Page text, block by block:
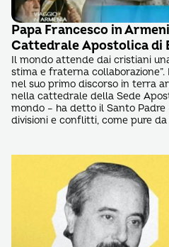
Papa Francesco in
Cattedrale Apostolica di
Il mondo attende dai cristiani
stima e fraterna
nel suo primo discorso in terra
nella cattedrale della Sede
mondo – ha detto il Santo
divisioni e conflitti, come pure da